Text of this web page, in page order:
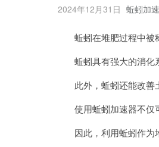
2024年12月31日 蚯蚓加
蚯蚓在堆肥过程中被
蚯蚓具有强大的消化
此外，蚯蚓还能改善
使用蚯蚓加速器不仅
因此，利用蚯蚓作为